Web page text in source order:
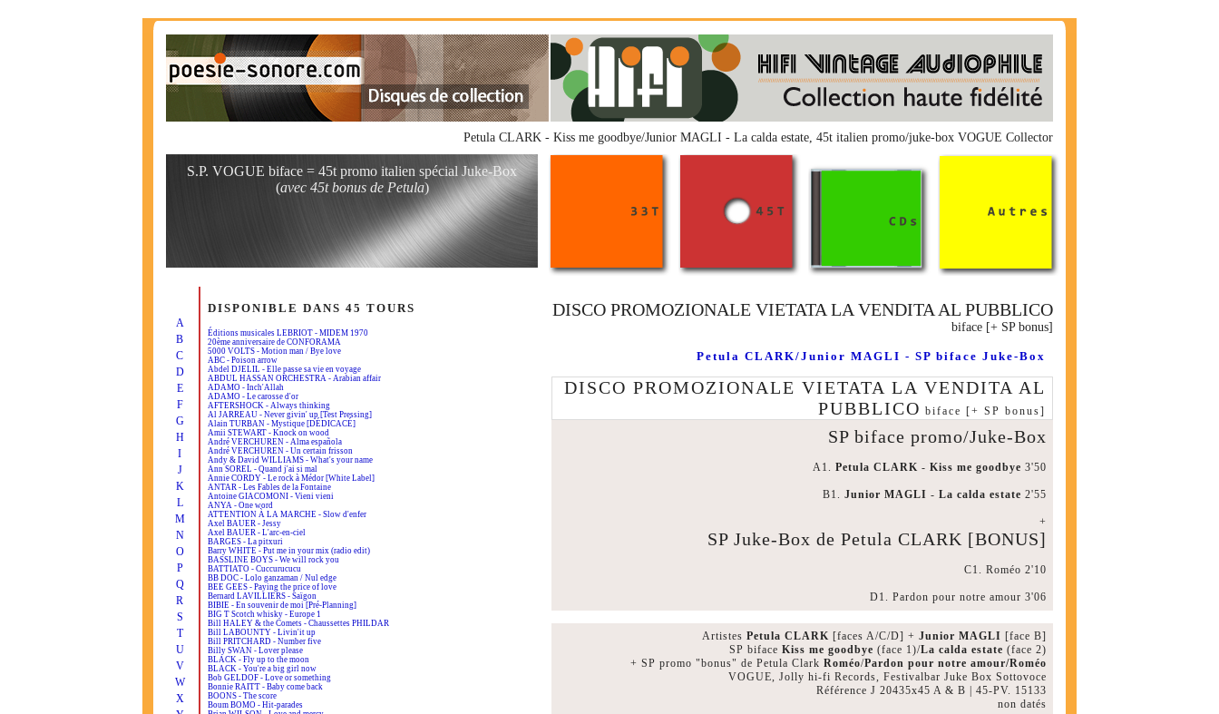
Petula CLARK - Kiss me goodbye/Junior MAGLI - La calda estate, 45t italien promo/juke-box VOGUE Collector
S.P. VOGUE biface = 45t promo italien spécial Juke-Box
(avec 45t bonus de Petula)
A
B
C
D
E
F
G
H
I
J
K
L
M
N
O
P
Q
R
S
T
U
V
W
X
DISPONIBLE DANS 45 TOURS
Éditions musicales LEBRIOT - MIDEM 1970
20ème anniversaire de CONFORAMA
5000 VOLTS - Motion man / Bye love
ABC - Poison arrow
Abdel DJELIL - Elle passe sa vie en voyage
ABDUL HASSAN ORCHESTRA - Arabian affair
ADAMO - Inch'Allah
ADAMO - Le carosse d'or
AFTERSHOCK - Always thinking
Al JARREAU - Never givin' up [Test Pressing]
Alain TURBAN - Mystique [DÉDICACÉ]
Amii STEWART - Knock on wood
André VERCHUREN - Alma española
André VERCHUREN - Un certain frisson
Andy & David WILLIAMS - What's your name
Ann SOREL - Quand j'ai si mal
Annie CORDY - Le rock à Médor [White Label]
ANTAR - Les Fables de la Fontaine
Antoine GIACOMONI - Vieni vieni
ANYA - One word
ATTENTION À LA MARCHE - Slow d'enfer
Axel BAUER - Jessy
Axel BAUER - L'arc-en-ciel
BARGES - La pitxuri
Barry WHITE - Put me in your mix (radio edit)
BASSLINE BOYS - We will rock you
BATTIATO - Cuccurucucu
BB DOC - Lolo ganzaman / Nul edge
BEE GEES - Paying the price of love
Bernard LAVILLIERS - Saïgon
BIBIE - En souvenir de moi [Pré-Planning]
BIG T Scotch whisky - Europe 1
Bill HALEY & the Comets - Chaussettes PHILDAR
Bill LABOUNTY - Livin'it up
Bill PRITCHARD - Number five
Billy SWAN - Lover please
BLACK - Fly up to the moon
BLACK - You're a big girl now
Bob GELDOF - Love or something
Bonnie RAITT - Baby come back
BOONS - The score
Boum BOMO - Hit-parades
DISCO PROMOZIONALE VIETATA LA VENDITA AL PUBBLICO
biface [+ SP bonus]
Petula CLARK/Junior MAGLI - SP biface Juke-Box
DISCO PROMOZIONALE VIETATA LA VENDITA AL
PUBBLICO biface [+ SP bonus]
SP biface promo/Juke-Box
A1. Petula CLARK - Kiss me goodbye 3'50
B1. Junior MAGLI - La calda estate 2'55
+
SP Juke-Box de Petula CLARK [BONUS]
C1. Roméo 2'10
D1. Pardon pour notre amour 3'06
Artistes Petula CLARK [faces A/C/D] + Junior MAGLI [face B]
SP biface Kiss me goodbye (face 1)/La calda estate (face 2)
+ SP promo "bonus" de Petula Clark Roméo/Pardon pour notre amour/Roméo
VOGUE, Jolly hi-fi Records, Festivalbar Juke Box Sottovoce
Référence J 20435x45 A & B | 45-PV. 15133
non datés